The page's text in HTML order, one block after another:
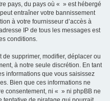
pays, du pays où « » est hébergé
entraîner votre bannissement
à votre fournisseur d’accès à
IP de tous les messages est
conditions.
supprimer, modifier, déplacer ou
à notre seule discrétion. En tant
informations que vous saisissez
Bien que ces informations ne
consentement, ni « » ni phpBB ne